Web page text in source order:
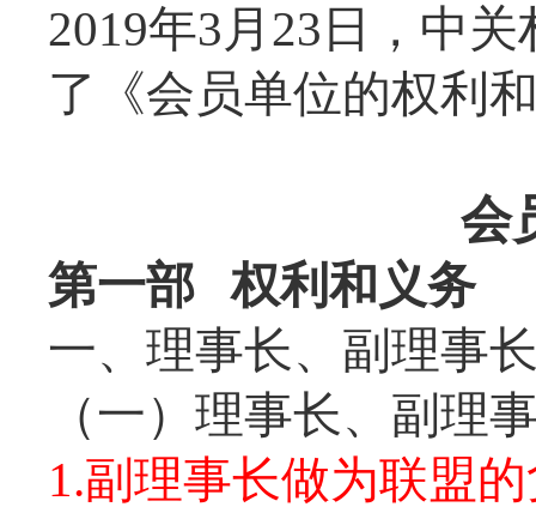
2019年3月23日，中
了《会员单位的权利
会
第一部 权利和义务
一、理事长、副理事
（一）理事长、副理
1.副理事长做为联盟